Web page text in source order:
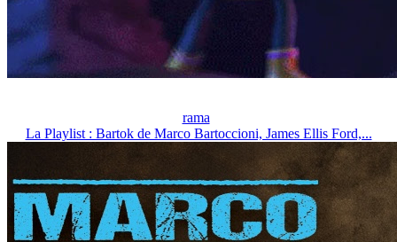
rama
La Playlist : Bartok de Marco Bartoccioni, James Ellis Ford,...